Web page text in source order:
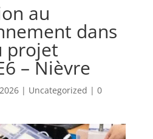
au
dans
projet
– Nièvre
| Uncategorized | 0